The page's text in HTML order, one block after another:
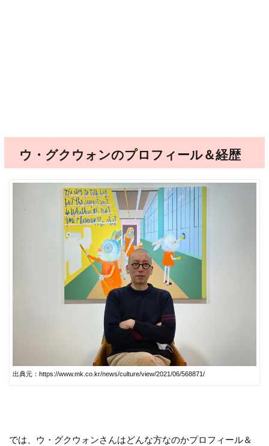
ウ・グクウォンのプロフィール＆経歴
出典元：https://www.mk.co.kr/news/culture/view/2021/06/568871/
では、ウ・グクウォンさんはどんな方なのかプロフィール＆